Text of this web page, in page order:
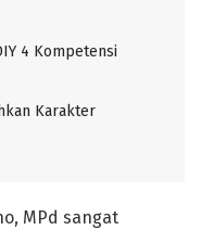
4 Kompetensi
Karakter
MPd sangat